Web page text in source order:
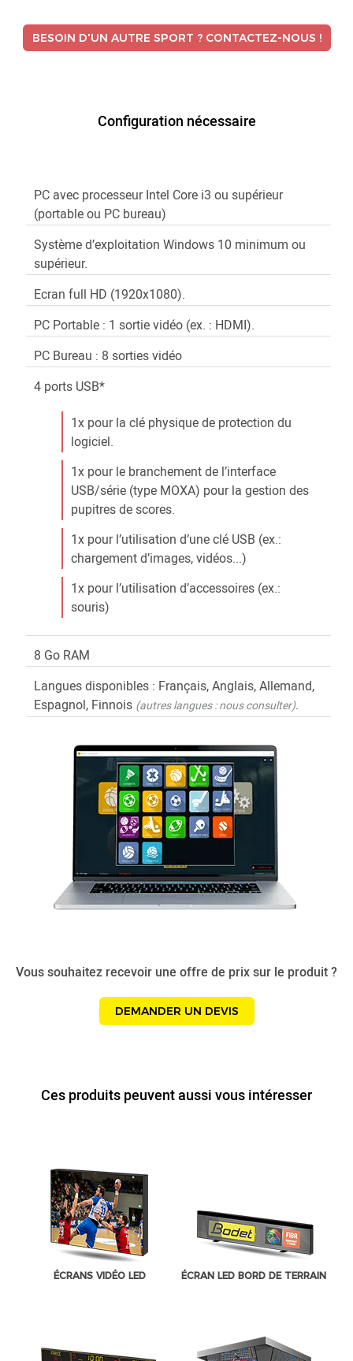
BESOIN D'UN AUTRE SPORT ? CONTACTEZ-NOUS !
Configuration nécessaire
PC avec processeur Intel Core i3 ou supérieur
(portable ou PC bureau)
Système d’exploitation Windows 10 minimum ou
supérieur.
Ecran full HD (1920x1080).
PC Portable : 1 sortie vidéo (ex. : HDMI).
PC Bureau : 8 sorties vidéo
4 ports USB*
1x pour la clé physique de protection du
logiciel.
1x pour le branchement de l’interface
USB/série (type MOXA) pour la gestion des
pupitres de scores.
1x pour l’utilisation d’une clé USB (ex.:
chargement d’images, vidéos...)
1x pour l’utilisation d’accessoires (ex.:
souris)
8 Go RAM
Langues disponibles : Français, Anglais, Allemand,
Espagnol, Finnois (autres langues : nous consulter).
Vous souhaitez recevoir une offre de prix sur le produit ?
DEMANDER UN DEVIS
Ces produits peuvent aussi vous intéresser
ÉCRANS VIDÉO LED ÉCRAN LED BORD DE TERRAIN